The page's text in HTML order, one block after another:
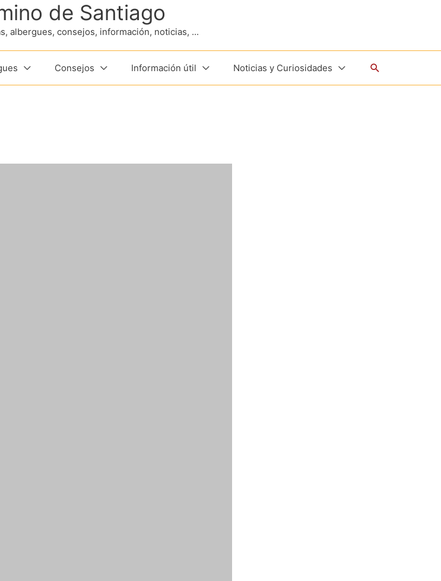
de Santiago
albergues, consejos, información, noticias, ...
Consejos Información útil Noticias y Curiosidades Buscar